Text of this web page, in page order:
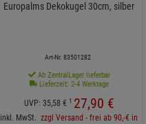
Europalms Dekokugel 30cm, silber
Art-Nr. 83501282
Ab ZentralLager lieferbar
Lieferzeit: 2-4 Werktage
UVP: 35,58 € 1 27,90 €
inkl. MwSt. zzgl Versand - frei ab 90,-€ in